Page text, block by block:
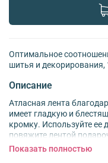
Оптимальное
шитья и декорирования,
Описание
Атласная лента
имеет гладкую и
кромку. Используйте ее
повяжите лентой
живых или
Показать полностью